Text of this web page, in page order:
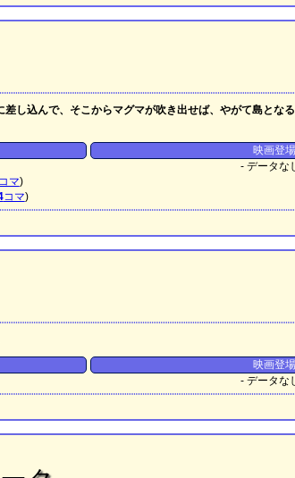
し込んで、そこからマグマが吹き出せば、やがて島とな
マ)
コマ)
映画登場
- データな
映画登場
- データな